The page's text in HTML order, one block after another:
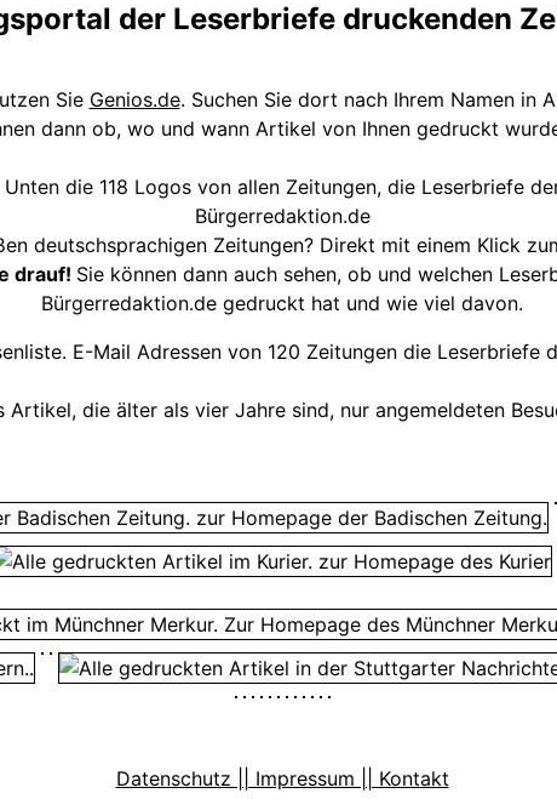
der Leserbriefe druckenden
Sie Genios.de. Suchen Sie dort nach Ihrem Namen in
dann ob, wo und wann Artikel von Ihnen gedruckt
Unten die 118 Logos von allen Zeitungen, die Leserbriefe
Bürgerredaktion.de
deutschsprachigen Zeitungen? Direkt mit einem Klick
drauf! Sie können dann auch sehen, ob und welchen
Bürgerredaktion.de gedruckt hat und wie viel davon.
E-Mail Adressen von 120 Zeitungen die Leserbriefe
Artikel, die älter als vier Jahre sind, nur angemeldeten
Datenschutz || Impressum || Kontakt